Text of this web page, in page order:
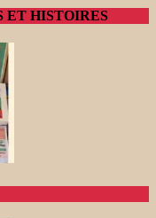
ET HISTOIRES